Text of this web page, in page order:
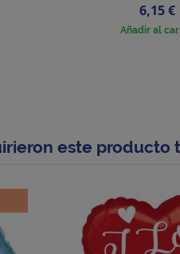
Precio
6,15 €
Añadir al
este producto